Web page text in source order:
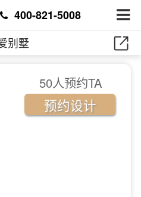
400-821-5008
别墅
50人预约TA
预约设计